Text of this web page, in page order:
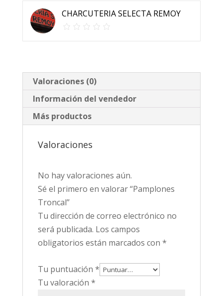
CHARCUTERIA SELECTA REMOY
Valoraciones (0)
Información del vendedor
Más productos
Valoraciones
No hay valoraciones aún.
Sé el primero en valorar “Pamplones
Troncal”
Tu dirección de correo electrónico no
será publicada. Los campos
obligatorios están marcados con *
Tu puntuación *
Tu valoración *